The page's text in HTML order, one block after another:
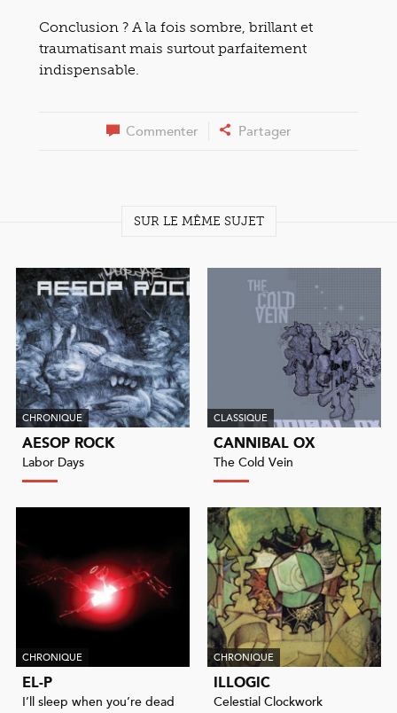
Conclusion ? A la fois sombre, brillant et
traumatisant mais surtout parfaitement
indispensable.
Commenter Partager
SUR LE MÊME SUJET
CHRONIQUE
AESOP ROCK
Labor Days
CLASSIQUE
CANNIBAL OX
The Cold Vein
CHRONIQUE
EL-P
I’ll sleep when you’re dead
CHRONIQUE
ILLOGIC
Celestial Clockwork